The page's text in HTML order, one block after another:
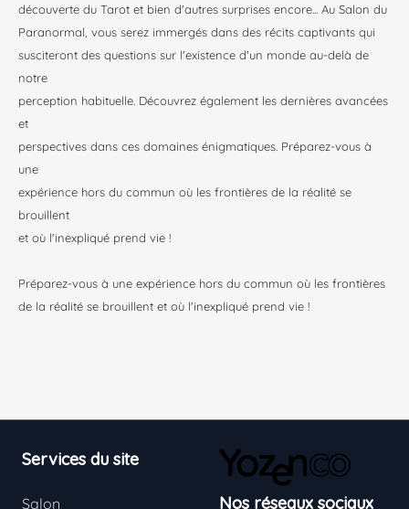
découverte du Tarot et bien d'autres surprises encore... Au Salon du
Paranormal, vous serez immergés dans des récits captivants qui
susciteront des questions sur l'existence d'un monde au-delà de
notre
perception habituelle. Découvrez également les dernières avancées
et
perspectives dans ces domaines énigmatiques. Préparez-vous à
une
expérience hors du commun où les frontières de la réalité se
brouillent
et où l'inexpliqué prend vie !
Préparez-vous à une expérience hors du commun où les frontières
de la réalité se brouillent et où l'inexpliqué prend vie !
Services du site
Salon Nos réseaux sociaux